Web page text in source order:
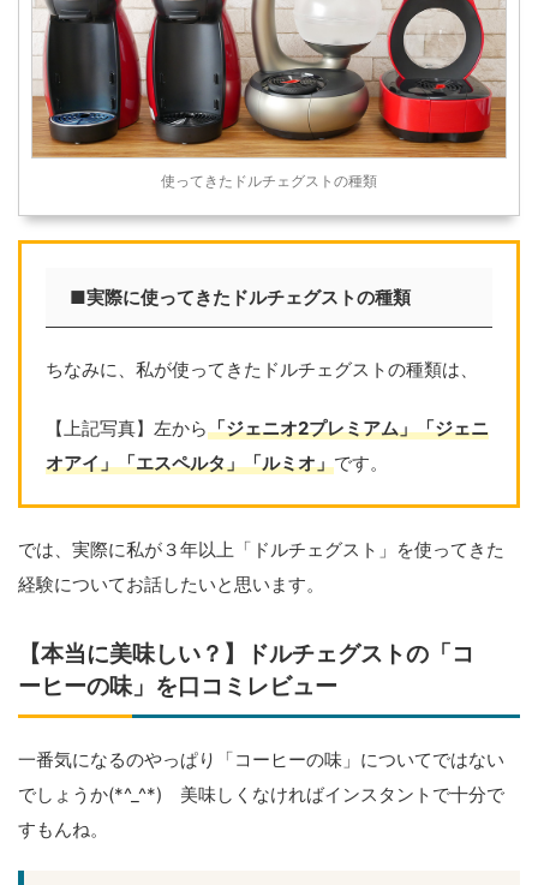
使ってきたドルチェグストの種類
■実際に使ってきたドルチェグストの種類
ちなみに、私が使ってきたドルチェグストの種類は、
【上記写真】左から「ジェニオ2プレミアム」「ジェニ
オアイ」「エスペルタ」「ルミオ」です。
では、実際に私が３年以上「ドルチェグスト」を使ってきた
経験についてお話したいと思います。
【本当に美味しい？】ドルチェグストの「コ
ーヒーの味」を口コミレビュー
一番気になるのやっぱり「コーヒーの味」についてではない
でしょうか(*^_^*) 美味しくなければインスタントで十分で
すもんね。